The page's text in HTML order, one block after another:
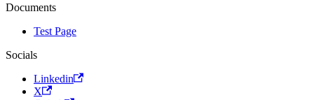
Documents
Test Page
Socials
Linkedin
X